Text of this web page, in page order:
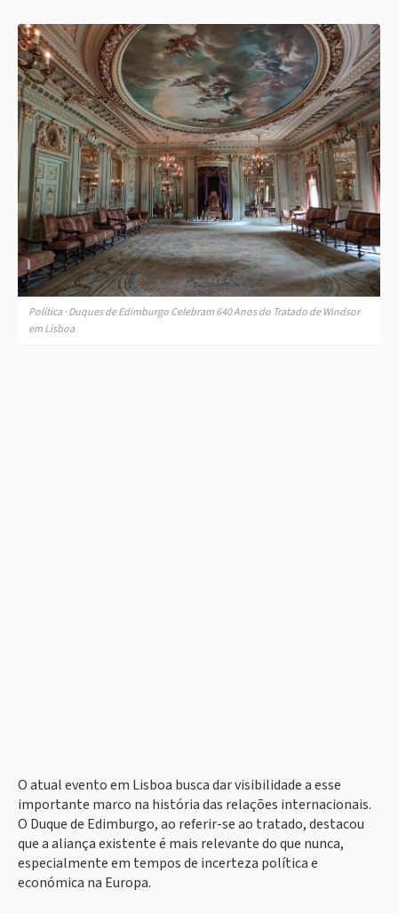
Política · Duques de Edimburgo Celebram 640 Anos do Tratado de Windsor
em Lisboa
O atual evento em Lisboa busca dar visibilidade a esse
importante marco na história das relações internacionais.
O Duque de Edimburgo, ao referir-se ao tratado, destacou
que a aliança existente é mais relevante do que nunca,
especialmente em tempos de incerteza política e
económica na Europa.